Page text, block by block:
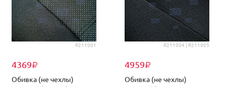
R211001
4369₽
Обивка (не чехлы)
R211004 | R211005
4959₽
Обивка (не чехлы)